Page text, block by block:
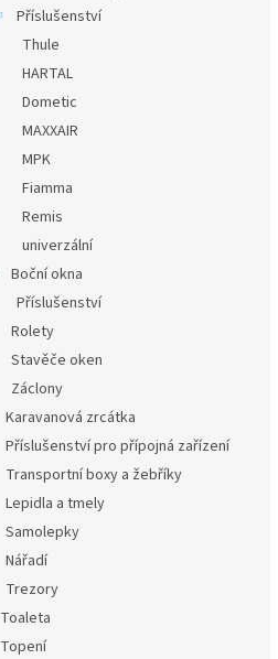
Příslušenství
Thule
HARTAL
Dometic
MAXXAIR
MPK
Fiamma
Remis
univerzální
Boční okna
Příslušenství
Rolety
Stavěče oken
Záclony
Karavanová zrcátka
Příslušenství pro přípojná zařízení
Transportní boxy a žebříky
Lepidla a tmely
Samolepky
Nářadí
Trezory
Toaleta
Topení